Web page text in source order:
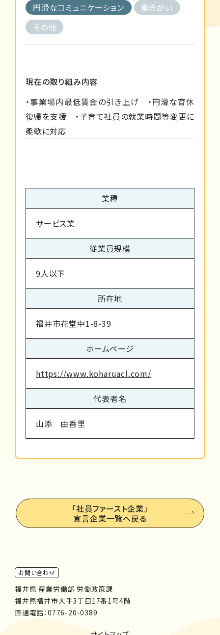
円滑なコミュニケーション
働きがい
その他
現在の取り組み内容
・事業場内最低賃金の引き上げ ・円滑な育休
復帰を支援 ・子育て社員の就業時間等変更に
柔軟に対応
業種
サービス業
従業員規模
9人以下
所在地
福井市花堂中1-8-39
ホームページ
https://www.koharuacl.com/
代表者名
山添 由香里
「社員ファースト企業」
宣言企業一覧へ戻る
お問い合わせ
福井県 産業労働部 労働政策課
福井県福井市大手3丁目17番1号4階
直通電話： 0776-20-0389